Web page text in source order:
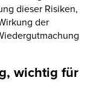
dieser Risiken,
der
wichtig für